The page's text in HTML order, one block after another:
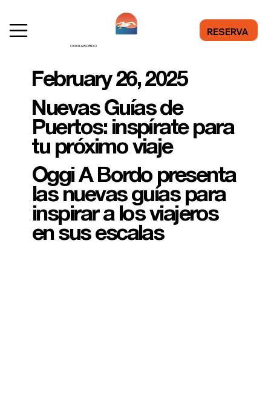
RESERVA
OGGI A BORDO
February 26, 2025
Nuevas Guías de
Puertos: inspírate para
tu próximo viaje
Oggi A Bordo presenta
las nuevas guías para
inspirar a los viajeros
en sus escalas